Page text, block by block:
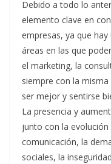
Debido a todo lo
elemento clave en
empresas, ya que
áreas en las que
el marketing, la
siempre con la
ser mejor y sentirse
La presencia y
junto con la
comunicación, la
sociales, la